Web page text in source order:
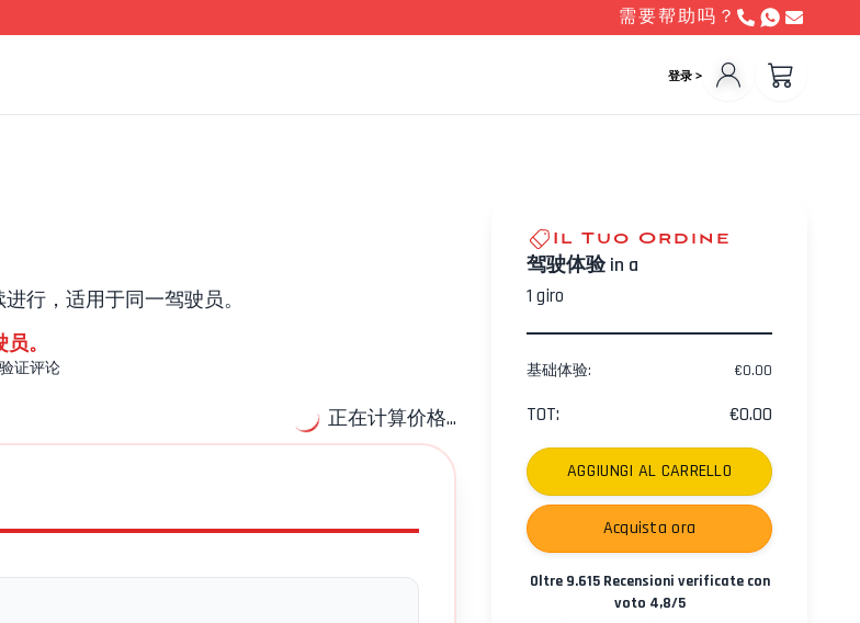
需要帮助吗？
登录 >
行，适用于同一驾驶员。
。
证评论
正在计算价格...
Il Tuo Ordine
驾驶体验 in a
1 giro
基础体验: €0.00
TOT: €0.00
AGGIUNGI AL CARRELLO
Acquista ora
Oltre 9.615Recensioni verificate con
voto 4,8/5